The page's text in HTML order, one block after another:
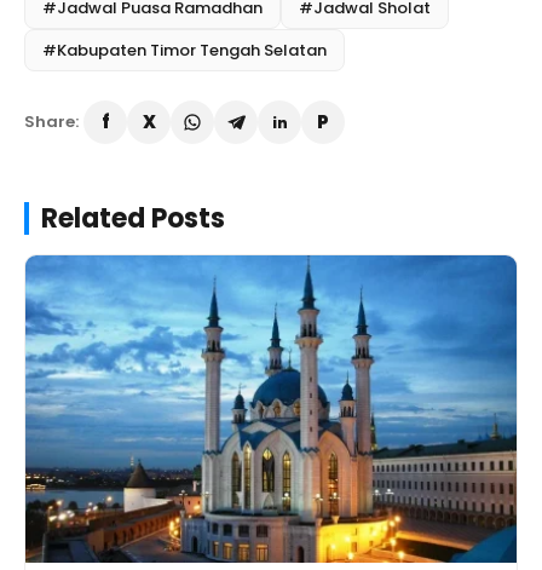
#Jadwal Puasa Ramadhan
#Jadwal Sholat
#Kabupaten Timor Tengah Selatan
Share:
Related Posts